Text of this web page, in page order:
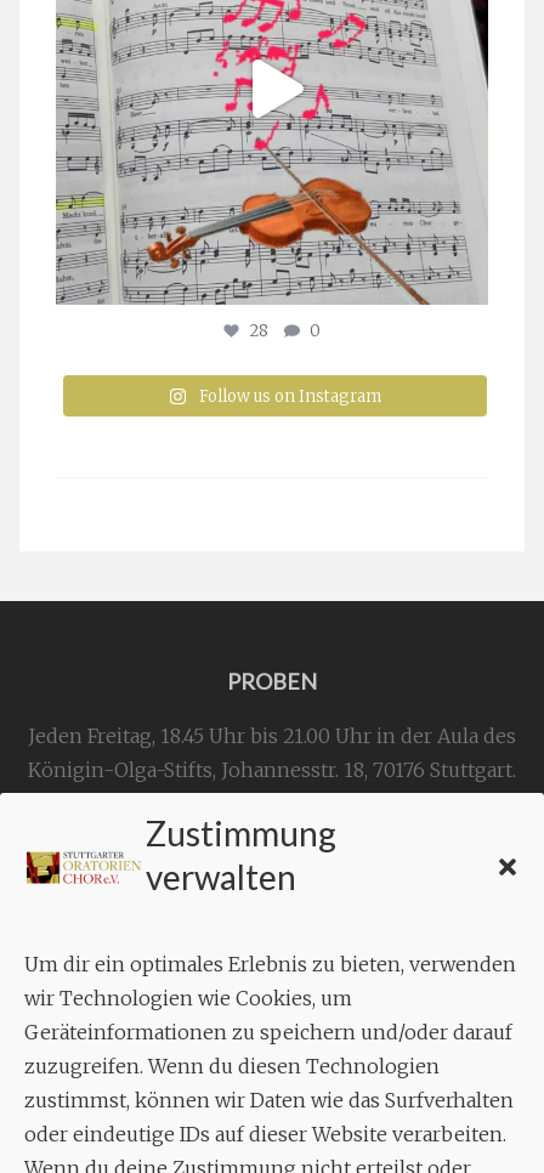
Zustimmung
verwalten
Um dir ein optimales Erlebnis zu bieten, verwenden
wir Technologien wie Cookies, um
Geräteinformationen zu speichern und/oder darauf
zuzugreifen. Wenn du diesen Technologien
zustimmst, können wir Daten wie das Surfverhalten
oder eindeutige IDs auf dieser Website verarbeiten.
Wenn du deine Zustimmung nicht erteilst oder
28 0
Follow us on Instagram
PROBEN
Jeden Freitag, 18.45 Uhr bis 21.00 Uhr in der Aula des
Königin-Olga-Stifts, Johannesstr. 18, 70176 Stuttgart.
KONTAKT
Geschäftsstelle:
Aixheimer Str. 18
70619 Stuttgart
MUSIK
Musikalischer Leiter:
Enrico Trummer